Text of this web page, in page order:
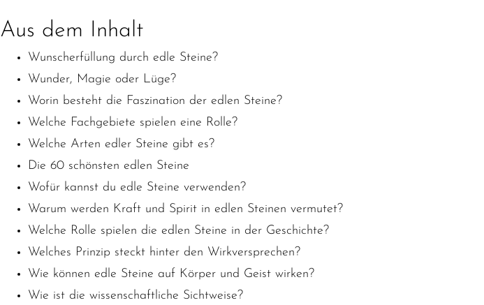
Aus dem Inhalt
Wunscherfüllung durch edle Steine?
Wunder, Magie oder Lüge?
Worin besteht die Faszination der edlen Steine?
Welche Fachgebiete spielen eine Rolle?
Welche Arten edler Steine gibt es?
Die 60 schönsten edlen Steine
Wofür kannst du edle Steine verwenden?
Warum werden Kraft und Spirit in edlen Steinen vermutet?
Welche Rolle spielen die edlen Steine in der Geschichte?
Welches Prinzip steckt hinter den Wirkversprechen?
Wie können edle Steine auf Körper und Geist wirken?
Wie ist die wissenschaftliche Sichtweise?